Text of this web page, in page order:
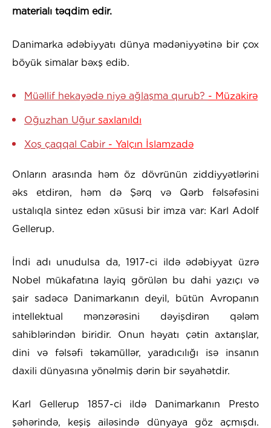
materialı təqdim edir.
Danimarka ədəbiyyatı dünya mədəniyyətinə bir çox
böyük simalar bəxş edib.
Müəllif hekayədə niyə ağlaşma qurub? - Müzakirə
Oğuzhan Uğur saxlanıldı
Xoş çaqqal Cabir - Yalçın İslamzadə
Onların arasında həm öz dövrünün ziddiyyətlərini
əks etdirən, həm də Şərq və Qərb fəlsəfəsini
ustalıqla sintez edən xüsusi bir imza var: Karl Adolf
Gellerup.
İndi adı unudulsa da, 1917-ci ildə ədəbiyyat üzrə
Nobel mükafatına layiq görülən bu dahi yazıçı və
şair sadəcə Danimarkanın deyil, bütün Avropanın
intellektual mənzərəsini dəyişdirən qələm
sahiblərindən biridir. Onun həyatı çətin axtarışlar,
dini və fəlsəfi təkamüllər, yaradıcılığı isə insanın
daxili dünyasına yönəlmiş dərin bir səyahətdir.
Karl Gellerup 1857-ci ildə Danimarkanın Presto
şəhərində, keşiş ailəsində dünyaya göz açmışdı.